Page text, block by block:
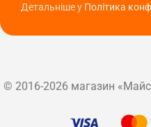
Детальніше у Політика
© 2016-2026 магазин